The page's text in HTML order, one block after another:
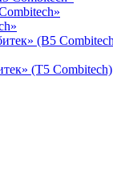
(B5
(T5 Combitech)